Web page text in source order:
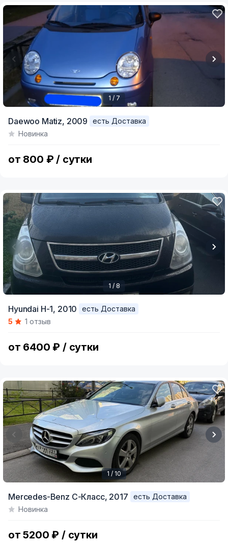
of
1 / 7
Daewoo Matiz, 2009
есть Доставка
Новинка
от 800 ₽ / сутки
of
1 / 8
Hyundai H-1, 2010
есть Доставка
5
1 отзыв
от 6400 ₽ / сутки
of
1 / 10
Mercedes-Benz C-Класс, 2017
есть Доставка
Новинка
от 5200 ₽ / сутки